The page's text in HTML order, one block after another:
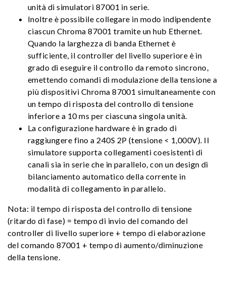
unità di simulatori 87001 in serie.
Inoltre è possibile collegare in modo indipendente
ciascun Chroma 87001 tramite un hub Ethernet.
Quando la larghezza di banda Ethernet è
sufficiente, il controller del livello superiore è in
grado di eseguire il controllo da remoto sincrono,
emettendo comandi di modulazione della tensione a
più dispositivi Chroma 87001 simultaneamente con
un tempo di risposta del controllo di tensione
inferiore a 10 ms per ciascuna singola unità.
La configurazione hardware è in grado di
raggiungere fino a 240S 2P (tensione < 1,000V). Il
simulatore supporta collegamenti coesistenti di
canali sia in serie che in parallelo, con un design di
bilanciamento automatico della corrente in
modalità di collegamento in parallelo.
Nota: il tempo di risposta del controllo di tensione
(ritardo di fase) = tempo di invio del comando del
controller di livello superiore + tempo di elaborazione
del comando 87001 + tempo di aumento/diminuzione
della tensione.